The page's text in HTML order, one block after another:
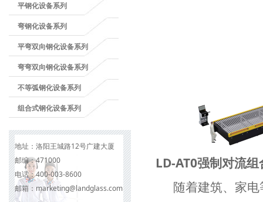
平钢化设备系列
弯钢化设备系列
平弯双向钢化设备系列
弯弯双向钢化设备系列
不等弧钢化设备系列
组合式钢化设备系列
地址： 洛阳王城路12号广建大厦
邮编：471000
电话：400-003-8600
邮箱： marketing@landglass.com
LD-AT0强制对流
随着建筑、家